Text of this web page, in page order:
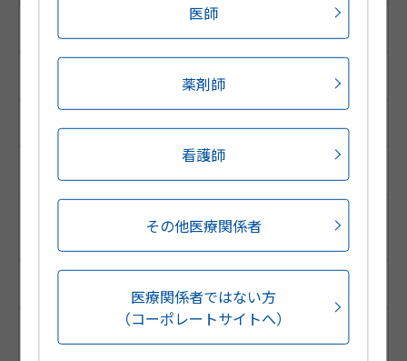
4987188465028
HOT13コード
調剤包装GS1コード
（調剤包装RSSコード）
販売包装GS1コード
（販売包装RSSコード）
医師
薬剤師
看護師
その他医療関係者
医療関係者ではない方
（コーポレートサイトへ）